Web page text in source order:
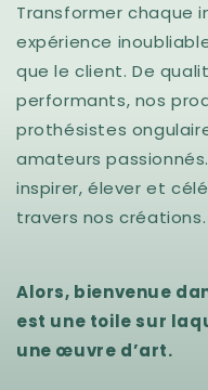
Transformer chaque
expérience
que le client. De
performants, nos
prothésistes
amateurs passionnés.
inspirer, élever et
travers nos créations.
Alors, bienvenue
est une toile sur
une œuvre d’art.